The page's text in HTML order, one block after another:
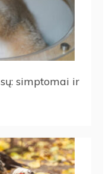
simptomai ir